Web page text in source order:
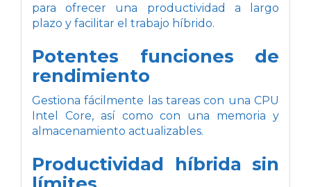
para ofrecer una productividad a largo
plazo y facilitar el trabajo híbrido.
Potentes funciones de
rendimiento
Gestiona fácilmente las tareas con una CPU
Intel Core, así como con una memoria y
almacenamiento actualizables.
Productividad híbrida sin